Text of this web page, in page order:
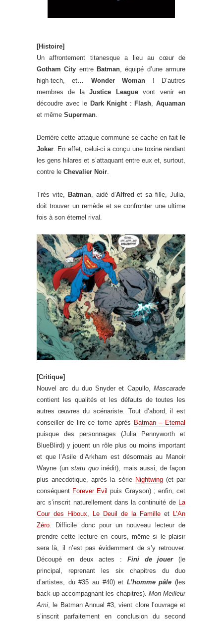
[Histoire]
Un affrontement titanesque a lieu au cœur de
Gotham City entre Batman , équipé d’une armure
high-tech, et… Wonder Woman ! D’autres
membres de laJustice Leaguevont venir en
découdre avec le Dark Knight : Flash ,Aquaman
et même Superman
Derrière cette attaque commune se cache en fait le
Joker . En effet, celui-ci a conçu une toxine rendant
les gens hilares et s’attaquant entre eux et, surtout,
contre le Chevalier Noir
Très vite, Batman, aidé d’Alfred et sa fille, Julia,
doit trouver un remède et se confronter une ultime
fois à son éternel rival.
[Critique]
Nouvel arc du duo Snyder et Capullo, Mascarade
contient les qualités et les défauts de toutes les
autres œuvres du scénariste. Tout d’abord, il est
conseiller de lire ce tome après Batman – Eternal
puisque des personnages (Julia Pennyworth et
BlueBlird) y jouent un rôle plus ou moins important
et que l’Asile d’Arkham est désormais au Manoir
Wayne (un statu quoinédit), mais aussi, de façon
plus anecdotique, après la série Nightwing(et par
conséquent Forever Evil puis Grayson) ; enfin, cet
arc s’inscrit naturellement dans la continuité de La
Cour des Hiboux, Le Deuil de la Famille et L’An
Zéro. Difficile donc pour un nouveau lecteur de
prendre cette lecture en cours, même si le plaisir
sera là, il n’est pas évidemment de s’y retrouver.
Découpé en deux actes : Fini de jouer(le
principal, reprenant les six chapitres du duo
d’artistes, du #35 au #40) et L’homme pâle (les
back-up accompagnant les chapitres). Mon Meilleur
Ami, le Batman Annual #3, vient clore l’ouvrage et
s’inscrit parfaitement en conclusion du second